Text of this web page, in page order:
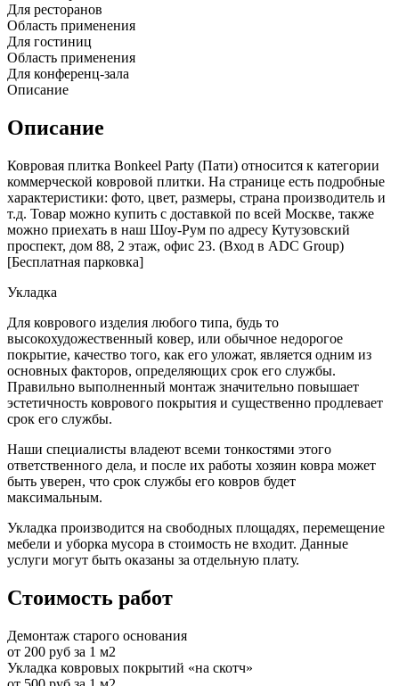
Для ресторанов
Область применения
Для гостиниц
Область применения
Для конференц-зала
Описание
Описание
Ковровая плитка Bonkeel Party (Пати) относится к категории
коммерческой ковровой плитки. На странице есть подробные
характеристики: фото, цвет, размеры, страна производитель и
т.д. Товар можно купить с доставкой по всей Москве, также
можно приехать в наш Шоу-Рум по адресу Кутузовский
проспект, дом 88, 2 этаж, офис 23. (Вход в ADC Group)
[Бесплатная парковка]
Укладка
Для коврового изделия любого типа, будь то
высокохудожественный ковер, или обычное недорогое
покрытие, качество того, как его уложат, является одним из
основных факторов, определяющих срок его службы.
Правильно выполненный монтаж значительно повышает
эстетичность коврового покрытия и существенно продлевает
срок его службы.
Наши специалисты владеют всеми тонкостями этого
ответственного дела, и после их работы хозяин ковра может
быть уверен, что срок службы его ковров будет
максимальным.
Укладка производится на свободных площадях, перемещение
мебели и уборка мусора в стоимость не входит. Данные
услуги могут быть оказаны за отдельную плату.
Стоимость работ
Демонтаж старого основания
от 200 руб за 1 м2
Укладка ковровых покрытий «на скотч»